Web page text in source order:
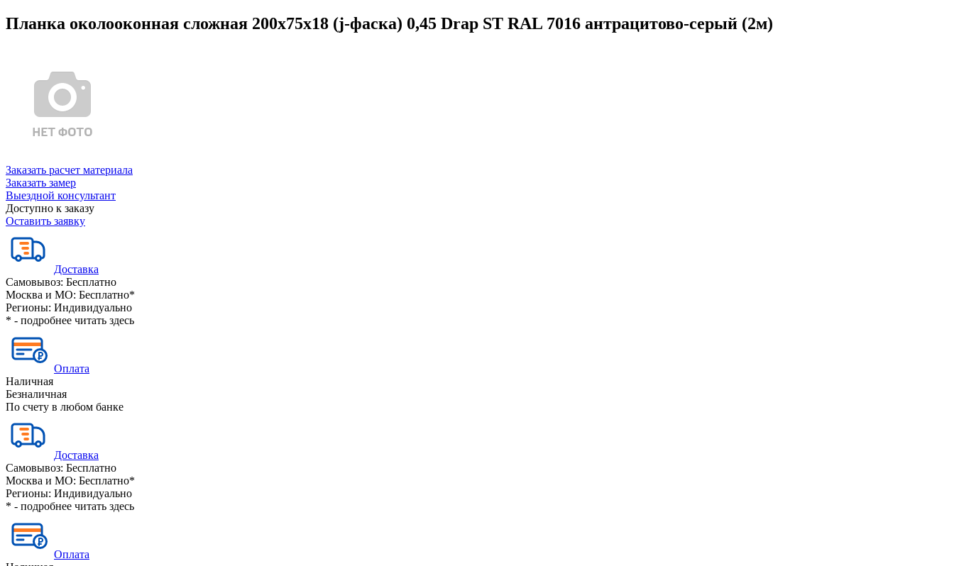
Планка околооконная сложная 200х75х18 (j-фаска) 0,45 Drap ST RAL 7016 антрацитово-серый (2м)
Заказать расчет материала
Заказать замер
Выездной консультант
Доступно к заказу
Оставить заявку
Доставка
Самовывоз: Бесплатно
Москва и МО: Бесплатно*
Регионы: Индивидуально
* - подробнее читать здесь
Оплата
Наличная
Безналичная
По счету в любом банке
Доставка
Самовывоз: Бесплатно
Москва и МО: Бесплатно*
Регионы: Индивидуально
* - подробнее читать здесь
Оплата